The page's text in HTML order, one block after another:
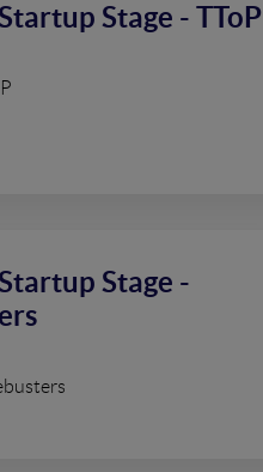
Stage - TToP
Stage -